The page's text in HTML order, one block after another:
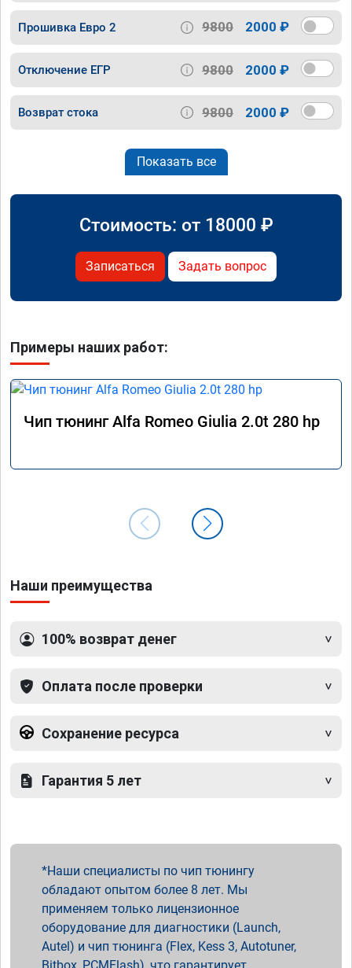
Прошивка Евро 2 9800 2000 ₽
Отключение ЕГР 9800 2000 ₽
Возврат стока 9800 2000 ₽
Показать все
Стоимость: от 18000 ₽
Записаться Задать вопрос
Примеры наших работ:
Чип тюнинг Alfa Romeo Giulia 2.0t 280 hp
Наши преимущества
100% возврат денег
Оплата после проверки
Сохранение ресурса
Гарантия 5 лет
Наши специалисты по чип тюнингу
обладают опытом более 8 лет. Мы
применяем только лицензионное
оборудование для диагностики (Launch,
Autel) и чип тюнинга (Flex, Kess 3, Autotuner,